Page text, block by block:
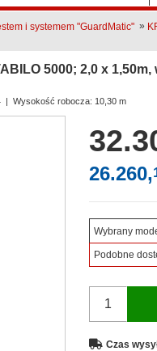
i systemem "GuardMatic" »
5000; 2,0 x
| Wysokość robocza: 10,30 m
26.260,
Wybrany
Podobne
Czas